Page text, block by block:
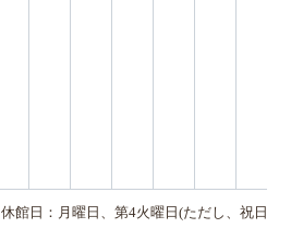
休館日：月曜日、第4火曜日(ただし、祝日及